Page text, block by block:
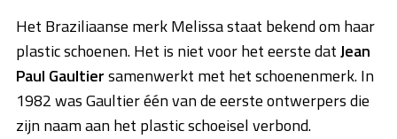
Het Braziliaanse merk Melissa staat bekend om haar
plastic schoenen. Het is niet voor het eerste datJean
Paul Gaultiersamenwerkt met het schoenenmerk. In
1982 was Gaultier één van de eerste ontwerpers die
zijn naam aan het plastic schoeisel verbond.